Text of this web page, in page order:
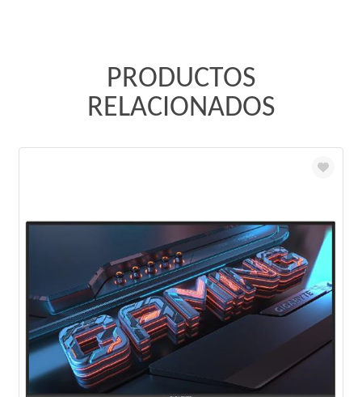
PRODUCTOS
RELACIONADOS